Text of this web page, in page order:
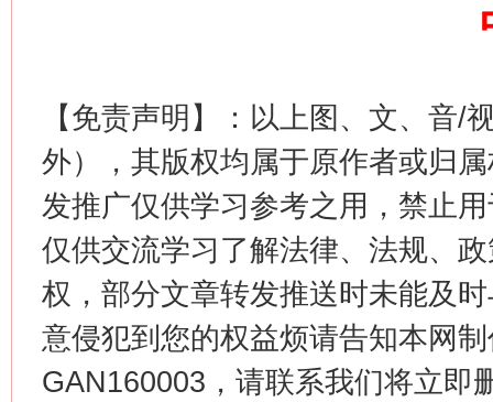
【免责声明】：以上图、文、音/
外），其版权均属于原作者或归
发推广仅供学习参考之用，禁止
仅供交流学习了解法律、法规、
权，部分文章转发推送时未能及
意侵犯到您的权益烦请告知本网
GAN160003，请联系我们将立即
在谋一域中谋全局
今